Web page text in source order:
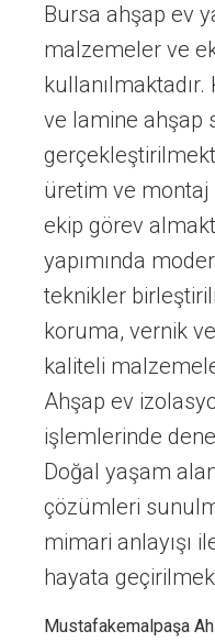
Bursa ahşap ev
malzemeler ve
ve lamine ahşap
üretim ve
ekip görev
yapımında
teknikler
koruma, vernik
kaliteli
Ahşap ev
işlemlerinde
Doğal yaşam
çözümleri
mimari anlayışı
hayata
Mustafakemalpaşa